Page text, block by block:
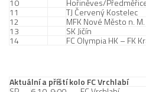
10 Hořiněves/
11 TJ Červený Kostelec
12 MFK Nové Město n. M.
13 SK Jičín
14 FC Olympia HK – FK
Aktuální a příští kolo FC Vrchlabí